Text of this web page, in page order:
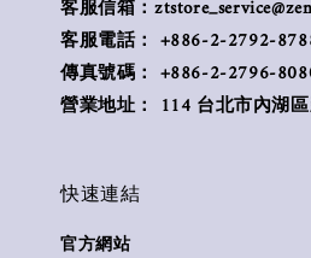
客服信箱：
客服電話： +886-2-2792-
傳真號碼： +886-2-2796-
營業地址： 114 台北市內湖
快速連結
官方網站